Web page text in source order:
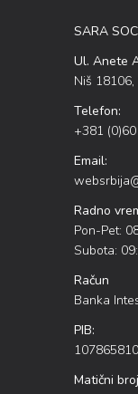
SARA
Ul. Anete
Niš 18106,
Telefon:
+381
Email:
Radno
Pon-Pet:
Subota:
Račun
Banka
PIB:
107865810
Matični